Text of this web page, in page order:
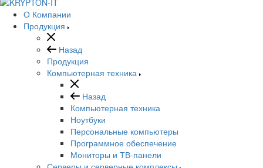
О Компании
Продукция
Назад
Продукция
Компьютерная техника
Назад
Компьютерная техника
Ноутбуки
Персональные компьютеры
Программное обеспечение
Мониторы и ТВ-панели